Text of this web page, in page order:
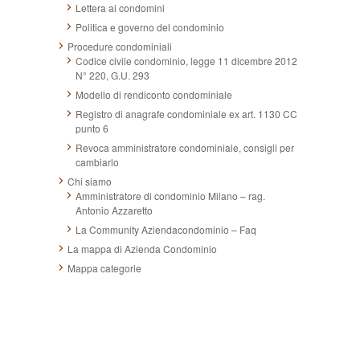
Lettera ai condomini
Politica e governo del condominio
Procedure condominiali
Codice civile condominio, legge 11 dicembre 2012
N° 220, G.U. 293
Modello di rendiconto condominiale
Registro di anagrafe condominiale ex art. 1130 CC
punto 6
Revoca amministratore condominiale, consigli per
cambiarlo
Chi siamo
Amministratore di condominio Milano – rag.
Antonio Azzaretto
La Community Aziendacondominio – Faq
La mappa di Azienda Condominio
Mappa categorie